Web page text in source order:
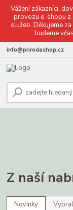
Vážení zákazníci,
provozu e-shopu z
služeb. Děkujeme
budeme
info@prirodashop.cz
Z naší
Novinky